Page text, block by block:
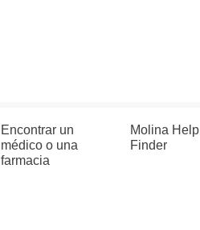
Encontrar un
médico o una
farmacia
Molina Help
Finder